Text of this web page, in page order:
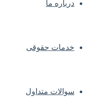
درباره ما
خدمات حقوقی
سوالات متداول